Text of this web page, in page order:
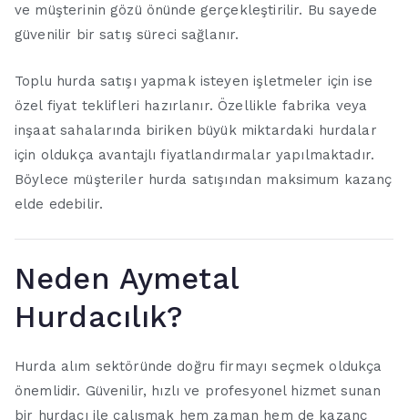
ve müşterinin gözü önünde gerçekleştirilir. Bu sayede
güvenilir bir satış süreci sağlanır.
Toplu hurda satışı yapmak isteyen işletmeler için ise
özel fiyat teklifleri hazırlanır. Özellikle fabrika veya
inşaat sahalarında biriken büyük miktardaki hurdalar
için oldukça avantajlı fiyatlandırmalar yapılmaktadır.
Böylece müşteriler hurda satışından maksimum kazanç
elde edebilir.
Neden Aymetal
Hurdacılık?
Hurda alım sektöründe doğru firmayı seçmek oldukça
önemlidir. Güvenilir, hızlı ve profesyonel hizmet sunan
bir hurdacı ile çalışmak hem zaman hem de kazanç